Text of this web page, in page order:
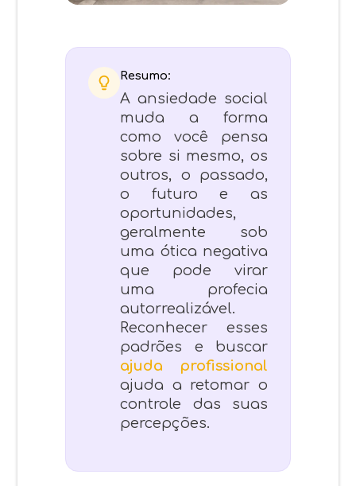
Resumo:
A ansiedade social
muda a forma
como você pensa
sobre si mesmo, os
outros, o passado,
o futuro e as
oportunidades,
geralmente sob
uma ótica negativa
que pode virar
uma profecia
autorrealizável.
Reconhecer esses
padrões e buscar
ajuda profissional
ajuda a retomar o
controle das suas
percepções.